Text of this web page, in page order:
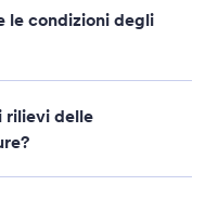
le condizioni degli
rilievi delle